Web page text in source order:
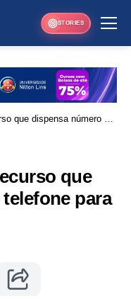
STORIES
que dispensa número de
que
para